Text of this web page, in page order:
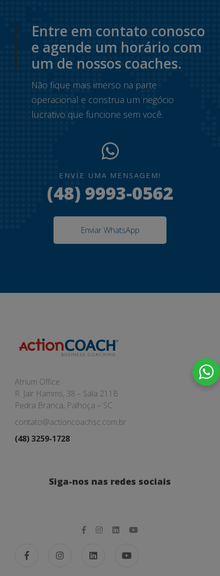
Entre em contato conosco
e agende um horário com
um de nossos coaches.
Não fique mais imerso na parte
operacional e construa um negócio
lucrativo que funcione sem você.
ENVIE UMA MENSAGEM!
(48) 9993-0562
Enviar WhatsApp
Atrium Office
R. Jair Hamms, 38 – Sala 211B
Pedra Branca, Palhoça – SC
contato@actioncoachsc.com.br
(48) 3259-1728
Siga-nos nas redes sociais